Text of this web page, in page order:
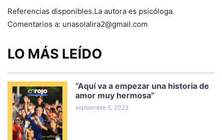
Referencias disponibles.La autora es psicóloga.
Comentarios a: unasolalira2@gmail.com
LO MÁS LEÍDO
“Aquí va a empezar una historia de
amor muy hermosa”
septiembre 5, 2023